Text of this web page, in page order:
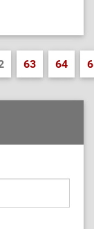
63 64